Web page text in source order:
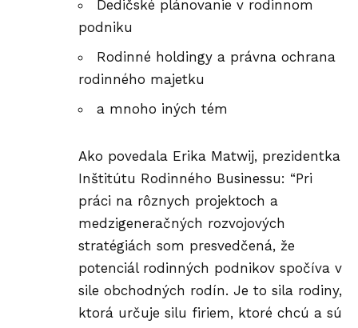
Dedičské plánovanie v rodinnom
podniku
Rodinné holdingy a právna ochrana
rodinného majetku
a mnoho iných tém
Ako povedala Erika Matwij, prezidentka
Inštitútu Rodinného Businessu: “Pri
práci na rôznych projektoch a
medzigeneračných rozvojových
stratégiách som presvedčená, že
potenciál rodinných podnikov spočíva v
sile obchodných rodín. Je to sila rodiny,
ktorá určuje silu firiem, ktoré chcú a sú